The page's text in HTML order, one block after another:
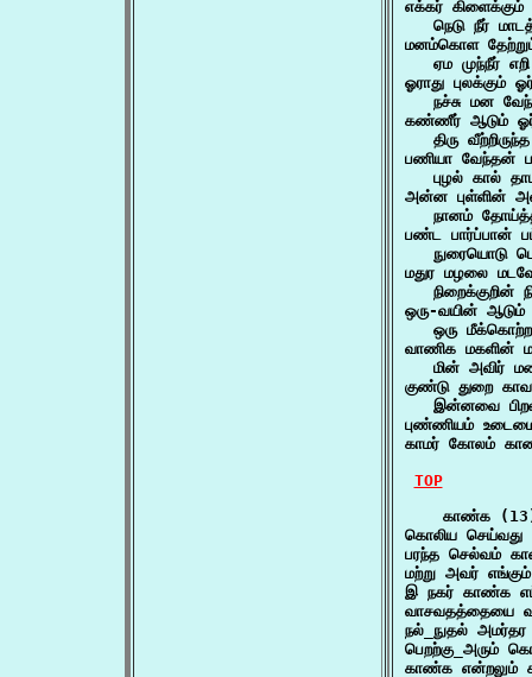
எக்கர்
நெடு நீர்
மனம்கொள
ஏம முந்நீர்
ஓராது
நச்சு மன
கண்ணீர் ஆடும்
திரு
பணியா வேந்தன்
புழல் கால்
அன்ன புள்ளின்
நானம்
பண்ட பார்ப்பான்
நுரையொடு
மதுர மழலை
நிறைக்குறின்
ஒரு-வயின்
ஒரு
வாணிக மகளின்
மின் அவிர்
குண்டு துறை
இன்னவை
புண்ணியம்
காமர் கோலம்
TOP
காண்க
கொலிய
பரந்த செல்வம்
மற்று அவர்
இ நகர் காண்க
வாசவதத்தையை
நல்_நுதல்
பெறற்கு_அரும்
காண்க என்றலும்